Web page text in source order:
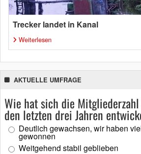
Trecker landet in Kanal
Weiterlesen
AKTUELLE UMFRAGE
Wie hat sich die
den letzten drei Jahren
Deutlich gewachsen, wir haben
gewonnen
Weitgehend stabil geblieben